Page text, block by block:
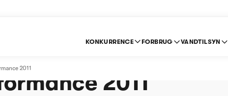
KONKURRENCE FORBRUG VANDTILSYN
2011
2011